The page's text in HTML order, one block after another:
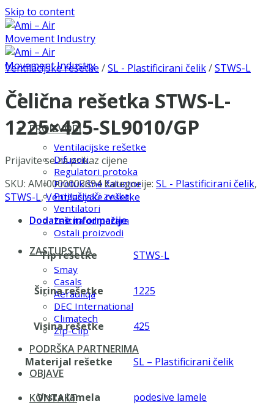
Skip to content
PROIZVODI
Ventilacijske rešetke
Difuzori
Regulatori protoka
Protukišne žaluzine
Prigušivači zvuka
Ventilatori
Zaštita od požara
Ostali proizvodi
ZASTUPSTVA
Smay
Casals
Aerauliqa
DEC International
Climatech
Zip-Clip
PODRŠKA PARTNERIMA
OBJAVE
KONTAKT
Ventilacijske rešetke /SL - Plastificirani čelik/STWS-L
Čelična rešetka STWS-L-
1225×425-SL9010/GP
Prijavite se za prikaz cijene
SKU: AMI0000003694 Kategorije: SL - Plastificirani čelik,
STWS-L,Ventilacijske rešetke
Dodatne informacije
Tip rešetke STWS-L
Širina rešetke 1225
Visina rešetke 425
Materijal rešetke SL – Plastificirani čelik
Vrsta lamela podesive lamele